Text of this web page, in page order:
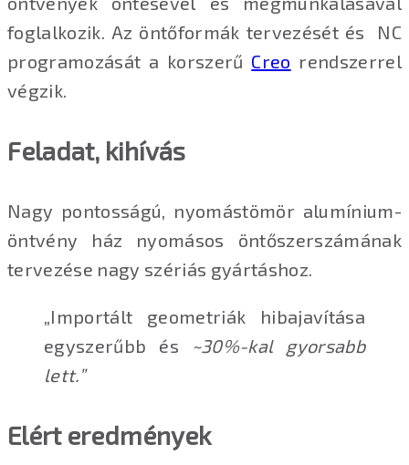
foglalkozik. Az öntőformák tervezését és NC
programozását a korszerű Creo rendszerrel
végzik.
Feladat, kihívás
Nagy pontosságú, nyomástömör alumínium-
öntvény ház nyomásos öntőszerszámának
tervezése nagy szériás gyártáshoz.
„Importált geometriák hibajavítása
egyszerűbb és
~30%-kal gyorsabb
lett.”
Elért eredmények